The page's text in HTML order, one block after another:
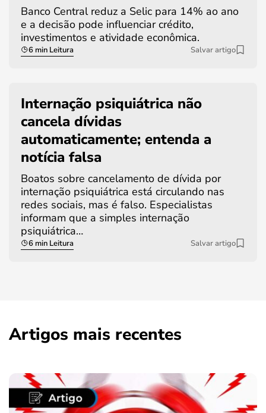
Banco Central reduz a Selic para 14% ao ano
e a decisão pode influenciar crédito,
investimentos e atividade econômica.
6 min Leitura Salvar artigo
Internação psiquiátrica não
cancela dívidas
automaticamente; entenda a
notícia falsa
Boatos sobre cancelamento de dívida por
internação psiquiátrica está circulando nas
redes sociais, mas é falso. Especialistas
informam que a simples internação
psiquiátrica…
6 min Leitura Salvar artigo
Artigos mais recentes